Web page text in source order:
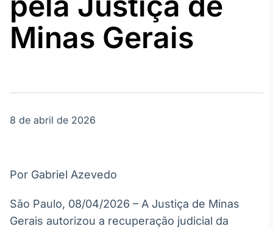
Agro
Tudo sobre o
agronegócio
Broadcast
Energia
O setor de
energia elétrica
Minas Gerais
8 de abril de 2026
Por Gabriel Azevedo
São Paulo, 08/04/2026 – A Justiça de Minas
Gerais autorizou a recuperação judicial da